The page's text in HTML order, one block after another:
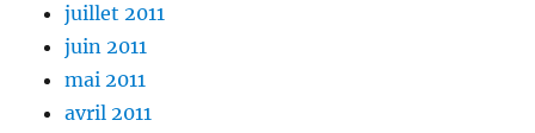
juillet 2011
juin 2011
mai 2011
avril 2011